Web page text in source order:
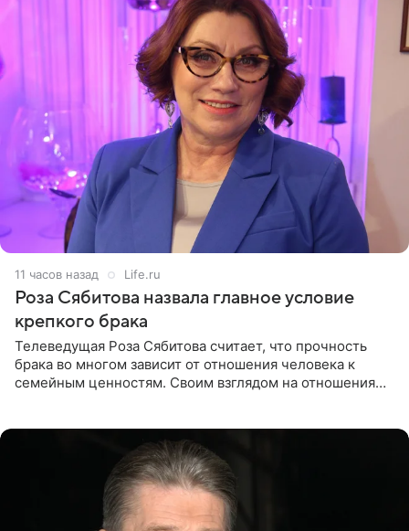
11 часов назад Life.ru
Роза Сябитова назвала главное условие
крепкого брака
Телеведущая Роза Сябитова считает, что прочность
брака во многом зависит от отношения человека к
семейным ценностям. Своим взглядом на отношения